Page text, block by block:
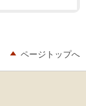
ページトップへ